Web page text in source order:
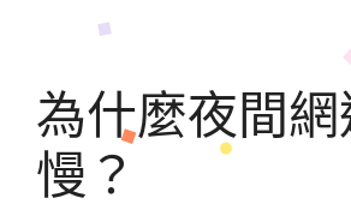
為什麼夜間
慢？